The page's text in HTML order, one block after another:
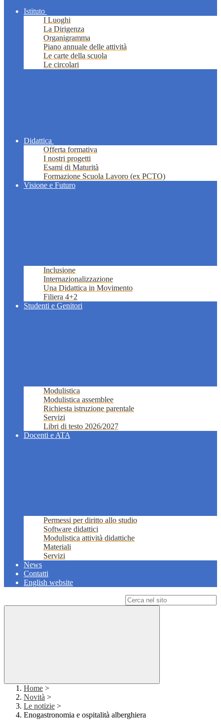
Istituto
I Luoghi
La Dirigenza
Organigramma
Piano annuale delle attività
Le carte della scuola
Le circolari
Didattica
Offerta formativa
I nostri progetti
Esami di Maturità
Formazione Scuola Lavoro (ex PCTO)
Visione e Futuro
Inclusione
Internazionalizzazione
Una Didattica in Movimento
Filiera 4+2
Studenti e Genitori
Modulistica
Modulistica assemblee
Richiesta istruzione parentale
Servizi
Libri di testo 2026/2027
Docenti e ATA
Permessi per diritto allo studio
Software didattici
Modulistica attività didattiche
Materiali
Servizi
News
Contatti
English website
Home >
Novità >
Le notizie >
Enogastronomia e ospitalità alberghiera